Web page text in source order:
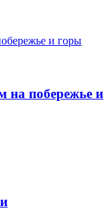
на побережье и